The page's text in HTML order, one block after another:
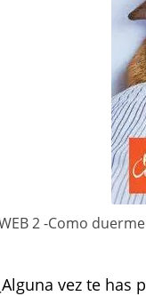
2 -Como
vez te has